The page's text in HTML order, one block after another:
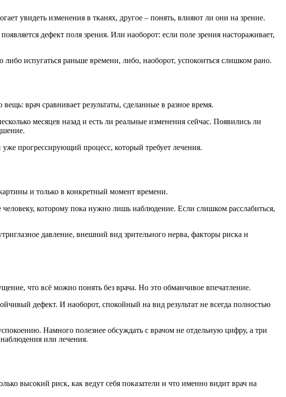
увидеть изменения в тканях, другое – понять, влияют ли они на зрение.
дефект поля зрения. Или наоборот: если поле зрения настораживает,
испугаться раньше времени, либо, наоборот, успокоиться слишком рано.
врач сравнивает результаты, сделанные в разное время.
месяцев назад и есть ли реальные изменения сейчас. Появились ли
прогрессирующий процесс, который требует лечения.
и только в конкретный момент времени.
которому пока нужно лишь наблюдение. Если слишком расслабиться,
давление, внешний вид зрительного нерва, факторы риска и
что всё можно понять без врача. Но это обманчивое впечатление.
дефект. И наоборот, спокойный на вид результат не всегда полностью
Намного полезнее обсуждать с врачом не отдельную цифру, а три
или лечения.
высокий риск, как ведут себя показатели и что именно видит врач на